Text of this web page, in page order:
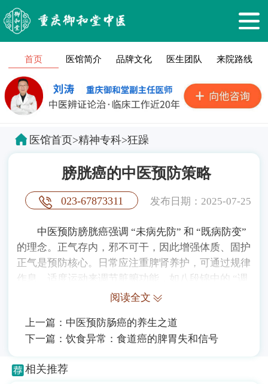
首页 医馆简介 品牌文化 医生团队 来院路线
医馆首页>精神专科>狂躁
膀胱癌的中医预防策略
023-67873311 发布日期：2025-07-25
中医预防膀胱癌强调 “未病先防” 和 “既病防变”
的理念。正气存内，邪不可干，因此增强体质、固护
正气是预防核心。日常应注重脾肾养护，可通过规律
作息、适度运动来调节脏腑功能，如八段锦中的 “调
理脾胃须单举”“双手攀足固肾腰” 等动作，能增强脾
阅读全文
上一篇： 中医预防肠癌的养生之道
下一篇： 饮食异常：食道癌的脾胃失和信号
相关推荐